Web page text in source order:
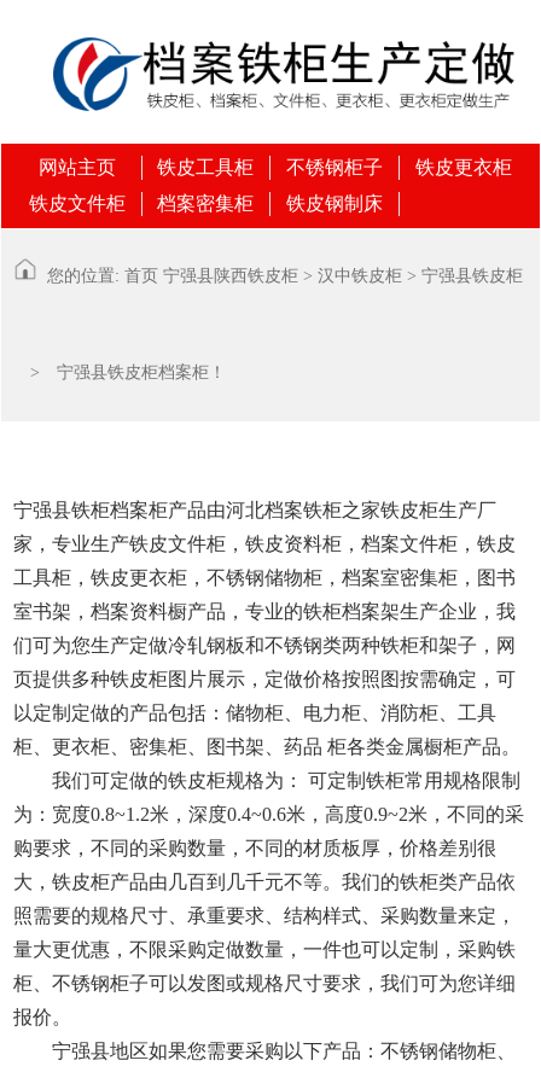
网站主页 铁皮工具柜 不锈钢柜子
铁皮更衣柜
铁皮文件柜
档案密集柜 铁皮钢制床
您的位置: 首页 宁强县陕西铁皮柜 > 汉中铁皮柜 > 宁强县铁皮柜
> 宁强县铁皮柜档案柜！
宁强县铁柜档案柜产品由河北档案铁柜之家铁皮柜生产厂
家，专业生产铁皮文件柜，铁皮资料柜，档案文件柜，铁皮
工具柜，铁皮更衣柜，不锈钢储物柜，档案室密集柜，图书
室书架，档案资料橱产品，专业的铁柜档案架生产企业，我
们可为您生产定做冷轧钢板和不锈钢类两种铁柜和架子，网
页提供多种铁皮柜图片展示，定做价格按照图按需确定，可
以定制定做的产品包括：储物柜、电力柜、消防柜、工具
柜、更衣柜、密集柜、图书架、药品 柜各类金属橱柜产品。
我们可定做的铁皮柜规格为： 可定制铁柜常用规格限制
为：宽度0.8~1.2米，深度0.4~0.6米，高度0.9~2米，不同的采
购要求，不同的采购数量，不同的材质板厚，价格差别很
大，铁皮柜产品由几百到几千元不等。我们的铁柜类产品依
照需要的规格尺寸、承重要求、结构样式、采购数量来定，
量大更优惠，不限采购定做数量，一件也可以定制，采购铁
柜、不锈钢柜子可以发图或规格尺寸要求，我们可为您详细
报价。
宁强县地区如果您需要采购以下产品：不锈钢储物柜、